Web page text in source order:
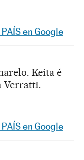
Sociales
en Google
Keita é
Verratti.
Sociales
en Google